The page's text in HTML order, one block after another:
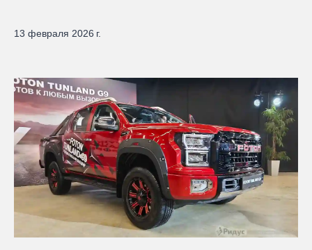
13 февраля 2026 г.